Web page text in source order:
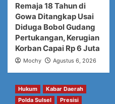
Remaja 18 Tahun di
Gowa Ditangkap Usai
Diduga Bobol Gudang
Pertukangan, Kerugian
Korban Capai Rp 6 Juta
Mochy Agustus 6, 2026
Hukum
Kabar Daerah
Polda Sulsel
Presisi